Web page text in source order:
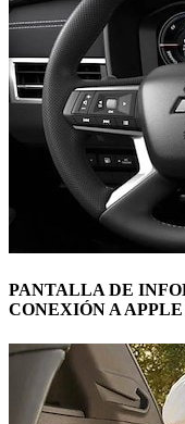
PANTALLA DE
CONEXIÓN A